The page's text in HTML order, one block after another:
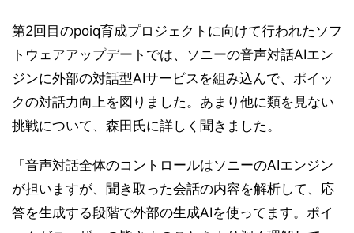
第2回目のpoiq育成プロジェクトに向けて行われたソフ
トウェアアップデートでは、ソニーの音声対話AIエン
ジンに外部の対話型AIサービスを組み込んで、ポイッ
クの対話力向上を図りました。あまり他に類を見ない
挑戦について、森田氏に詳しく聞きました。
「音声対話全体のコントロールはソニーのAIエンジン
が担いますが、聞き取った会話の内容を解析して、応
答を生成する段階で外部の生成AIを使ってます。ポイ